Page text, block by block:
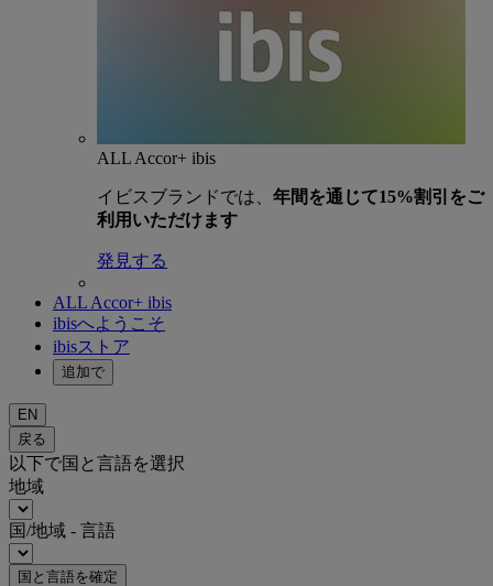
ALL Accor+ ibis
イビスブランドでは、 年間を通じて15%割引をご
利用いただけます
発見する
ALL Accor+ ibis
ibisへようこそ
ibisストア
追加で
EN
戻る
以下で国と言語を選択
地域
国/地域 - 言語
国と言語を確定